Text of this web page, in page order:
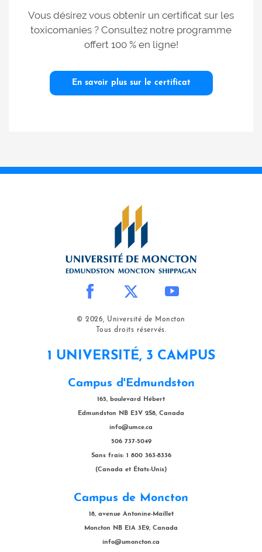
Vous désirez vous obtenir un certificat sur les
toxicomanies ? Consultez notre programme
offert 100 % en ligne!
En savoir plus sur le certificat
© 2026, Université de Moncton
Tous droits réservés.
1 UNIVERSITÉ, 3 CAMPUS
Campus d'Edmundston
165, boulevard Hébert
Edmundston NB E3V 2S8, Canada
info@umce.ca
506 737-5049
Sans frais: 1 800 363-8336
(Canada et États-Unis)
Campus de Moncton
18, avenue Antonine-Maillet
Moncton NB E1A 3E9, Canada
info@umoncton.ca